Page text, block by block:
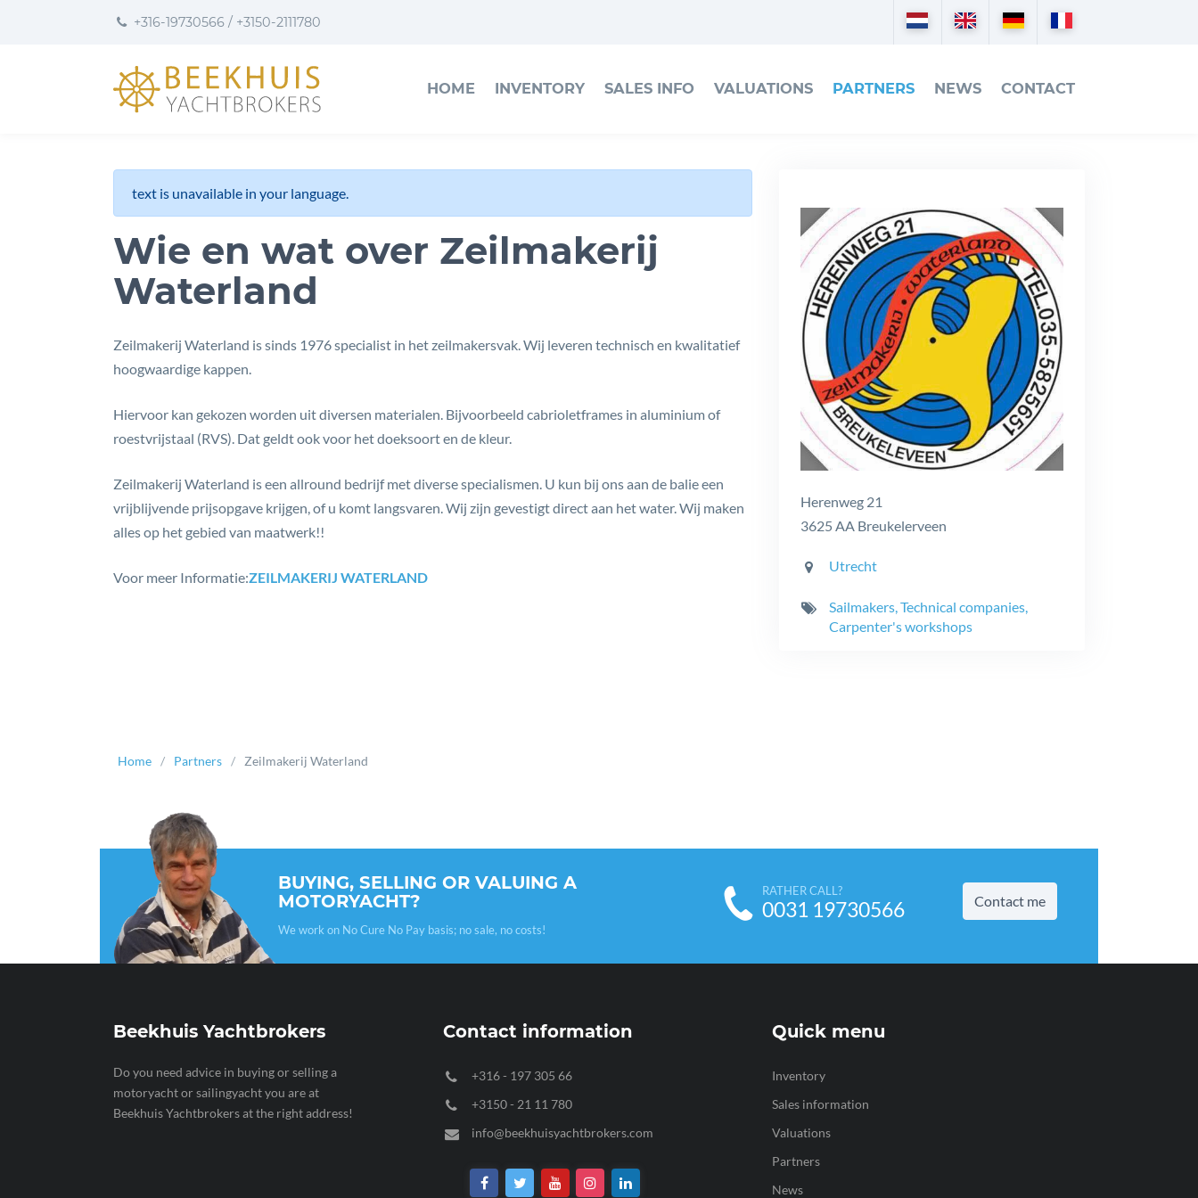
HOME INVENTORY SALES INFO VALUATIONS PARTNERS NEWS CONTACT
Nederlands
EnglishDeutsch
+316-19730566/ +3150-2111780
text is unavailable in your language.
Wie en wat over Zeilmakerij
Waterland
Zeilmakerij Waterland is sinds 1976 specialist in het zeilmakersvak. Wij leveren technisch en kwalitatief
hoogwaardige kappen.
Hiervoor kan gekozen worden uit diversen materialen. Bijvoorbeeld cabrioletframes in aluminium of
roestvrijstaal (RVS). Dat geldt ook voor het doeksoort en de kleur.
Zeilmakerij Waterland is een allround bedrijf met diverse specialismen. U kun bij ons aan de balie een
vrijblijvende prijsopgave krijgen, of u komt langsvaren. Wij zijn gevestigt direct aan het water. Wij maken
alles op het gebied van maatwerk!!
Voor meer Informatie:ZEILMAKERIJ WATERLAND
Herenweg 21
3625 AA Breukelerveen
provinces:
Utrecht
categories:
Sailmakers, Technical companies,
Carpenter's workshops
Home Partners Zeilmakerij Waterland
BUYING, SELLING OR VALUING A
MOTORYACHT?
We work on No Cure No Pay basis; no sale, no costs!
RATHER CALL?
0031 19730566 Contact me
Beekhuis Yachtbrokers
Do you need advice in buying or selling a
motoryacht or sailingyacht you are at
Beekhuis Yachtbrokers at the right address!
Contact information
+316 - 197 305 66
+3150 - 21 11 780
info@beekhuisyachtbrokers.com
Quick menu
Inventory
Sales information
Valuations
Partners
News